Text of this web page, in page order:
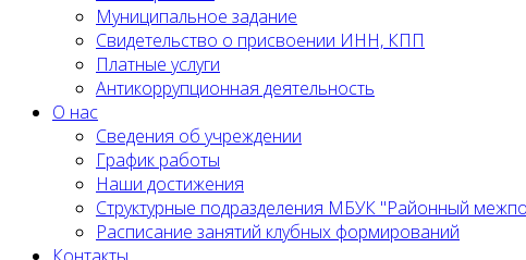
Муниципальное задание
Cвидетельство о присвоении ИНН, КПП
Платные услуги
Антикоррупционная деятельность
О нас
Сведения об учреждении
График работы
Наши достижения
Структурные подразделения МБУК "Районный
Расписание занятий клубных формирований